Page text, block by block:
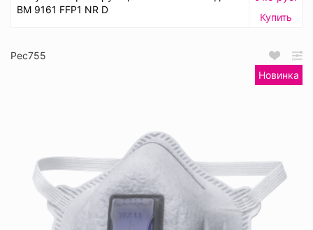
ВМ 9161 FFP1 NR D
Купить
Рес755
Новинка